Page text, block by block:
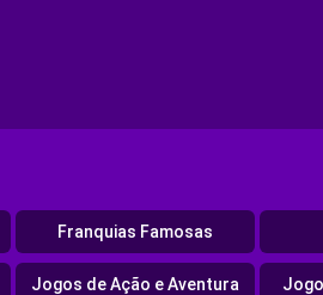
Franquias Famosas
Jogos de Ação e Aventura